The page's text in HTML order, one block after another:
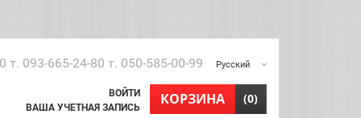
Русский
т. 093-665-24-80 т. 050-585-00-99
КОРЗИНА
shopping_cart (0)
ВОЙТИ
ВАША УЧЕТНАЯ ЗАПИСЬ